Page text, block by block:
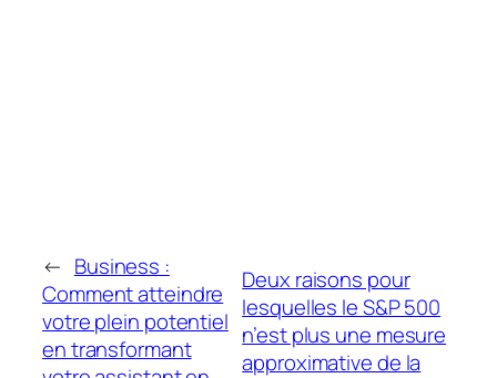
← Business :
Comment atteindre
votre plein potentiel
en transformant
Deux raisons pour
lesquelles le S&P 500
n’est plus une mesure
approximative de la